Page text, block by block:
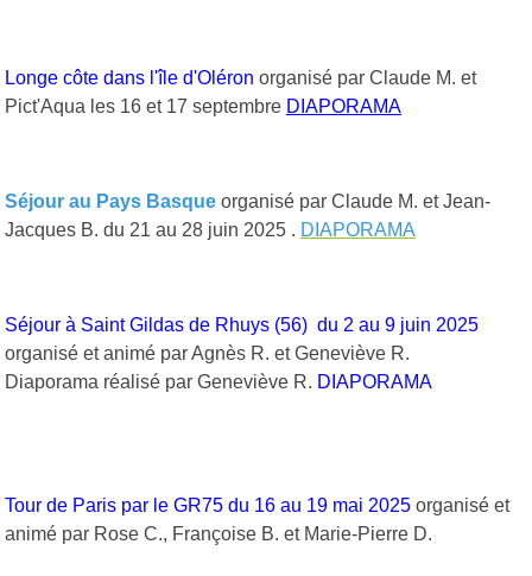
Longe côte dans l'île d'Oléron organisé par Claude M. et
Pict'Aqua les 16 et 17 septembre DIAPORAMA
Séjour au Pays Basque organisé par Claude M. et Jean-
Jacques B. du 21 au 28 juin 2025 . DIAPORAMA
Séjour à Saint Gildas de Rhuys (56) du 2 au 9 juin 2025
organisé et animé par Agnès R. et Geneviève R.
Diaporama réalisé par Geneviève R. DIAPORAMA
Tour de Paris par le GR75 du 16 au 19 mai 2025 organisé et
animé par Rose C., Françoise B. et Marie-Pierre D.